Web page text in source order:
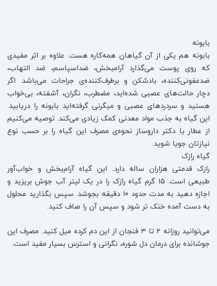
بابونه
بابونه هم یکی از آن گیاهان همه‌کاره هست. علاوه بر اثر مفیدی
که روی پوست می‌گذارد آرامبخش، ضداسپاسم، ضد التهاب،
ضدعفونی‌کننده، بادشکن و برطرف‌کننده‌ی جراحات می‌باشد. اگر
دچار حالت‌های عصبی شده‌اید، مضطرب، نگران، آشفته، بی‌خواب
هستید و سردردهای عصبی و میگرنی گرفته‌اید بابونه را دریابید.
این گیاه به جذب مواد معدنی کمک زیادی می‌کند. توصیه می‌کنیم
از عطار یا دکتر داروساز نحوه‌ی مصرف این گیاه را بر حسب نوع
نیازتان جویا شوید.
گیاه رازک
رازک قدمتی هزاران ساله دارد. این گیاه آرام‌بخش و خواب‌آور
طبیعی است. ۱۵ گرم گیاه رازک را در یک لیتر آب جوش بریزید و
اجازه دهید به مدت حدود ۱۰ دقیقه بجوشد. سپس بگذارید محلول
به دست آمده خنک تر شود و سپس آن را صاف کنید.
می‌توانید روزانه ۲ تا ۳ فنجان از این دم کرده میل کنید. مصرف این
جوشانده برای درمان دل شوره، نگرانی و استرس بسیار مفید است.